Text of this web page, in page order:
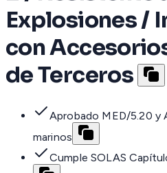
Explosiones /
con
de Terceros
Aprobado MED/5.20 y
marinos
Cumple SOLAS